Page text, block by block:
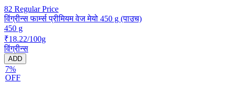
82 Regular Price
विंग्रीन्स फार्म्स प्रीमियम वेज मेयो 450 g (पाउच)
450 g
₹18.22/100g
विंग्रीन्स
ADD
7%
OFF